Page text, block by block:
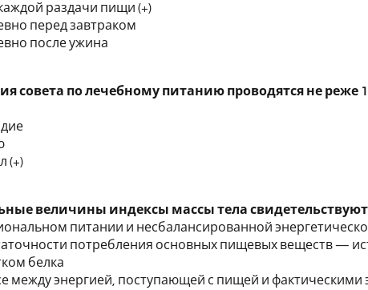
раздачи пищи (+)
перед завтраком
после ужина
совета по лечебному питанию проводятся не реже
(+)
величины индексы массы тела
питании и несбалансированной
потребления основных пищевых веществ —
белка
между энергией, поступающей с пищей и фактическими